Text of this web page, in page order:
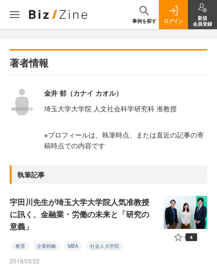
事例を探す ログイン
新規
会員登録
著者情報
金井 郁（カナイ カオル）
埼玉大学大学院 人文社会科学研究科 准教授
※プロフィールは、執筆時点、または直近の記事の寄
稿時点での内容です
執筆記事
宇田川先生が埼玉大学大学院人気准教授
に訊く、金融業・労働の未来と「研究の
意義」
教育 企業戦略 MBA 社会人大学院
2019/03/22
4